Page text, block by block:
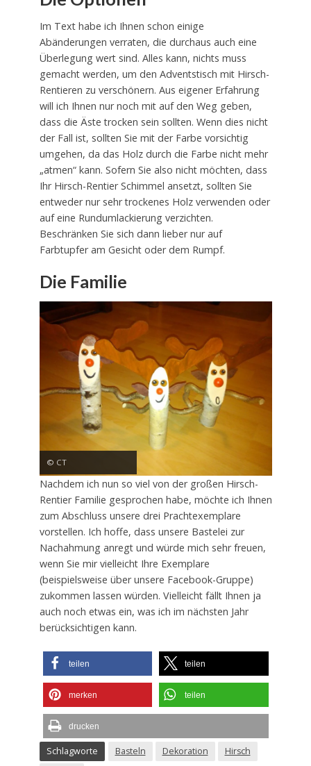
Im Text habe ich Ihnen schon einige
Abänderungen verraten, die durchaus auch eine
Überlegung wert sind. Alles kann, nichts muss
gemacht werden, um den Adventstisch mit Hirsch-
Rentieren zu verschönern. Aus eigener Erfahrung
will ich Ihnen nur noch mit auf den Weg geben,
dass die Äste trocken sein sollten. Wenn dies nicht
der Fall ist, sollten Sie mit der Farbe vorsichtig
umgehen, da das Holz durch die Farbe nicht mehr
„atmen“ kann. Sofern Sie also nicht möchten, dass
Ihr Hirsch-Rentier Schimmel ansetzt, sollten Sie
entweder nur sehr trockenes Holz verwenden oder
auf eine Rundumlackierung verzichten.
Beschränken Sie sich dann lieber nur auf
Farbtupfer am Gesicht oder dem Rumpf.
Die Familie
© CT
Nachdem ich nun so viel von der großen Hirsch-
Rentier Familie gesprochen habe, möchte ich Ihnen
zum Abschluss unsere drei Prachtexemplare
vorstellen. Ich hoffe, dass unsere Bastelei zur
Nachahmung anregt und würde mich sehr freuen,
wenn Sie mir vielleicht Ihre Exemplare
(beispielsweise über unsere Facebook-Gruppe)
zukommen lassen würden. Vielleicht fällt Ihnen ja
auch noch etwas ein, was ich im nächsten Jahr
berücksichtigen kann.
teilen teilen
merken teilen
drucken
Schlagworte Basteln Dekoration
Hirsch